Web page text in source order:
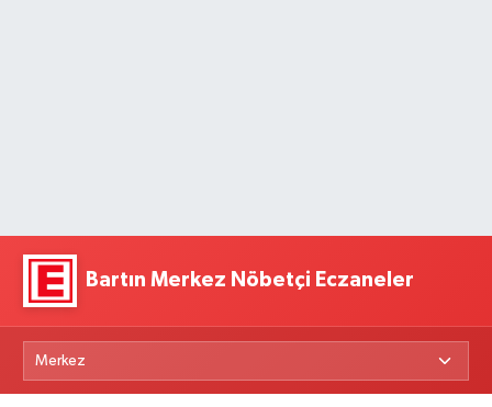
Bartın Merkez Nöbetçi Eczaneler